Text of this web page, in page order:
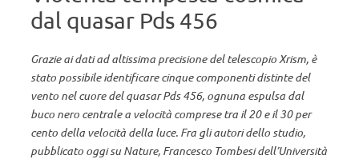
dal quasar Pds 456
Grazie ai dati ad altissima precisione del telescopio Xrism, è
stato possibile identificare cinque componenti distinte del
vento nel cuore del quasar Pds 456, ognuna espulsa dal
buco nero centrale a velocità comprese tra il 20 e il 30 per
cento della velocità della luce. Fra gli autori dello studio,
pubblicato oggi su Nature, Francesco Tombesi dell’Università